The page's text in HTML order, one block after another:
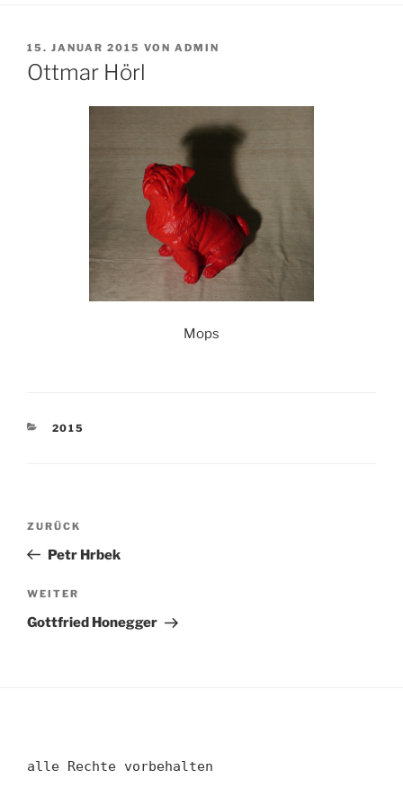
VERÖFFENTLICHT
AM
15. JANUAR 2015 VON ADMIN
Ottmar Hörl
Mops
KATEGORIEN
2015
Beitragsnavigation
Vorheriger
Beitrag
ZURÜCK
Petr Hrbek
Nächster
Beitrag
WEITER
Gottfried Honegger
alle Rechte vorbehalten